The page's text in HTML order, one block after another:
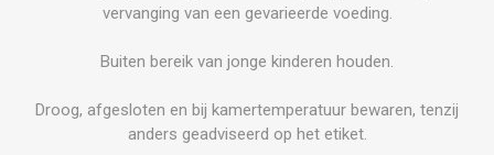
vervanging van een gevarieerde voeding.
Buiten bereik van jonge kinderen houden.
Droog, afgesloten en bij kamertemperatuur bewaren, tenzij
anders geadviseerd op het etiket.